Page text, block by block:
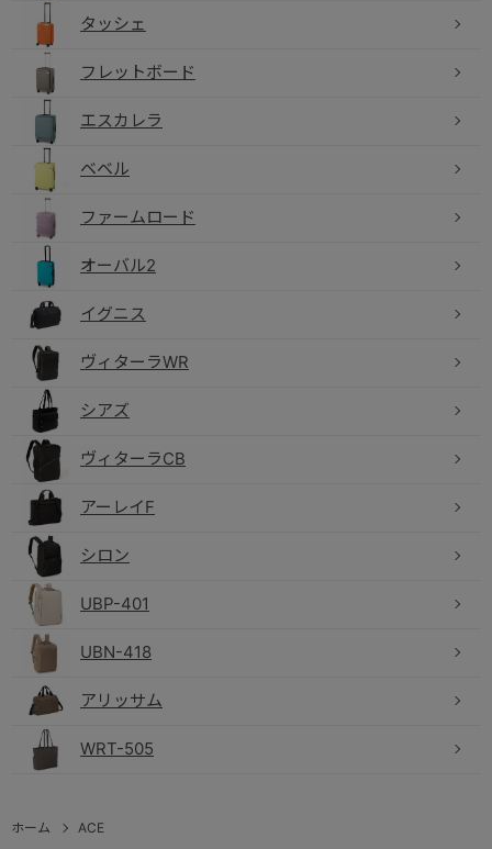
タッシェ
フレットボード
エスカレラ
ベベル
ファームロード
オーバル2
イグニス
ヴィターラWR
シアズ
ヴィターラCB
アーレイF
シロン
UBP-401
UBN-418
アリッサム
WRT-505
ホーム ACE